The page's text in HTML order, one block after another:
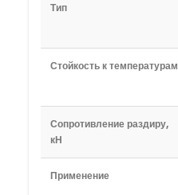
Тип
Стойкость к температурам
Сопротивление раздиру,
кН
Применение